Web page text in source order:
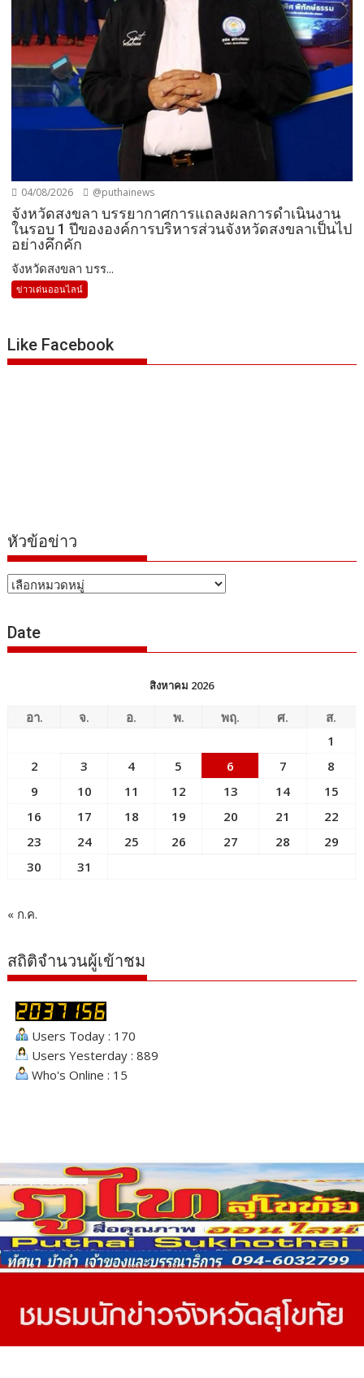
04/08/2026 @puthainews
จังหวัดสงขลา บรรยากาศการแถลงผลการดำเนินงาน
ในรอบ 1 ปีขององค์การบริหารส่วนจังหวัดสงขลาเป็นไป
อย่างคึกคัก
จังหวัดสงขลา บรร...
ข่าวเด่นออนไลน์
Like Facebook
หัวข้อข่าว
หัวข้อ
Date
สิงหาคม 2026
อา. จ. อ. พ. พฤ. ศ.
ส.
1
2
3 4 5 6 7
8
9
10 11 12 13 14
15
16
17 18 19 20 21
22
23
24 25 26 27 28
29
30
31
« ก.ค.
สถิติจำนวนผู้เข้าชม
Users Today : 170
Users Yesterday : 889
Who's Online : 15